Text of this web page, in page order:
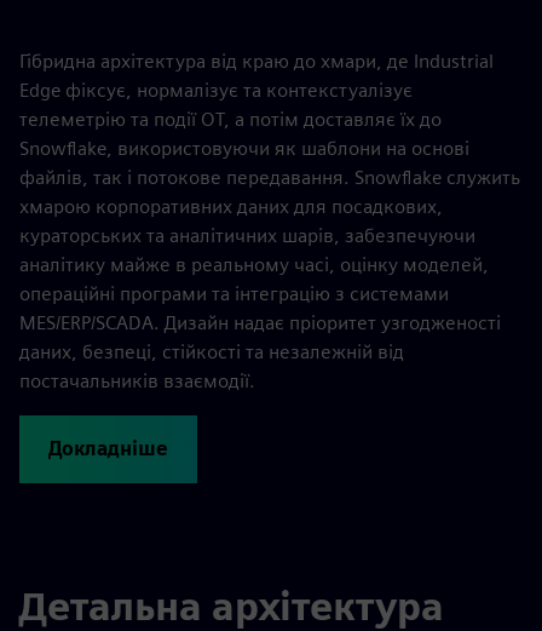
Гібридна архітектура від краю до хмари, де Industrial
Edge фіксує, нормалізує та контекстуалізує
телеметрію та події OT, а потім доставляє їх до
Snowflake, використовуючи як шаблони на основі
файлів, так і потокове передавання. Snowflake служить
хмарою корпоративних даних для посадкових,
кураторських та аналітичних шарів, забезпечуючи
аналітику майже в реальному часі, оцінку моделей,
операційні програми та інтеграцію з системами
MES/ERP/SCADA. Дизайн надає пріоритет узгодженості
даних, безпеці, стійкості та незалежній від
постачальників взаємодії.
Докладніше
Детальна архітектура